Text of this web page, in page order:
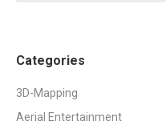
Categories
3D-Mapping
Aerial Entertainment